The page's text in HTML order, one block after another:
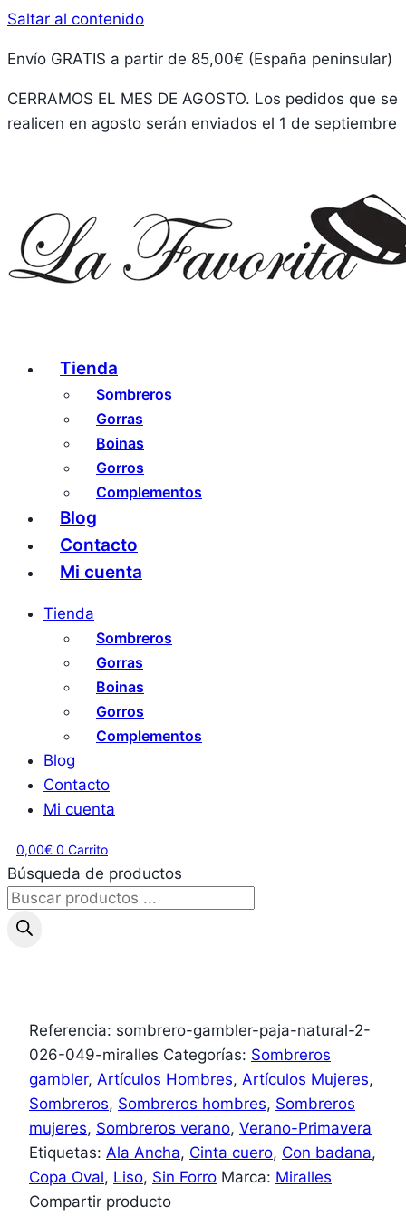
Saltar al contenido
Envío GRATIS a partir de 85,00€ (España peninsular)
CERRAMOS EL MES DE AGOSTO. Los pedidos que se
realicen en agosto serán enviados el 1 de septiembre
Tienda
Sombreros
Gorras
Boinas
Gorros
Complementos
Blog
Contacto
Mi cuenta
Tienda
Sombreros
Gorras
Boinas
Gorros
Complementos
Blog
Contacto
Mi cuenta
0,00€ 0 Carrito
Búsqueda de productos
Referencia: sombrero-gambler-paja-natural-2-
026-049-miralles Categorías: Sombreros
gambler, Artículos Hombres, Artículos Mujeres,
Sombreros, Sombreros hombres, Sombreros
mujeres, Sombreros verano, Verano-Primavera
Etiquetas: Ala Ancha, Cinta cuero, Con badana,
Copa Oval, Liso, Sin Forro Marca: Miralles
Compartir producto